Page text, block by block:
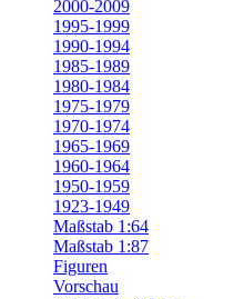
2000-2009
1995-1999
1990-1994
1985-1989
1980-1984
1975-1979
1970-1974
1965-1969
1960-1964
1950-1959
1923-1949
Maßstab 1:64
Maßstab 1:87
Figuren
Vorschau